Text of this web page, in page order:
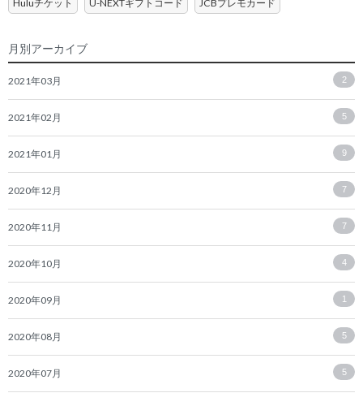
Huluチケット U-NEXTギフトコード JCBプレモカード
月別アーカイブ
2021年03月 2
2021年02月 5
2021年01月 9
2020年12月 7
2020年11月 7
2020年10月 4
2020年09月 1
2020年08月 5
2020年07月 5